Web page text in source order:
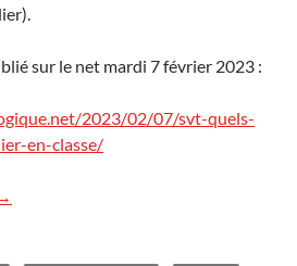
sur le net mardi 7 février 2023 :
2023/02/07/svt-quels-
en-classe/
café pédagogique : quels sont les